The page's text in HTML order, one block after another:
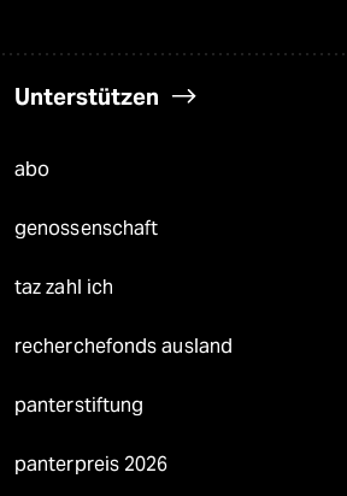
Unterstützen
abo
genossenschaft
taz zahl ich
recherchefonds ausland
panterstiftung
panterpreis 2026